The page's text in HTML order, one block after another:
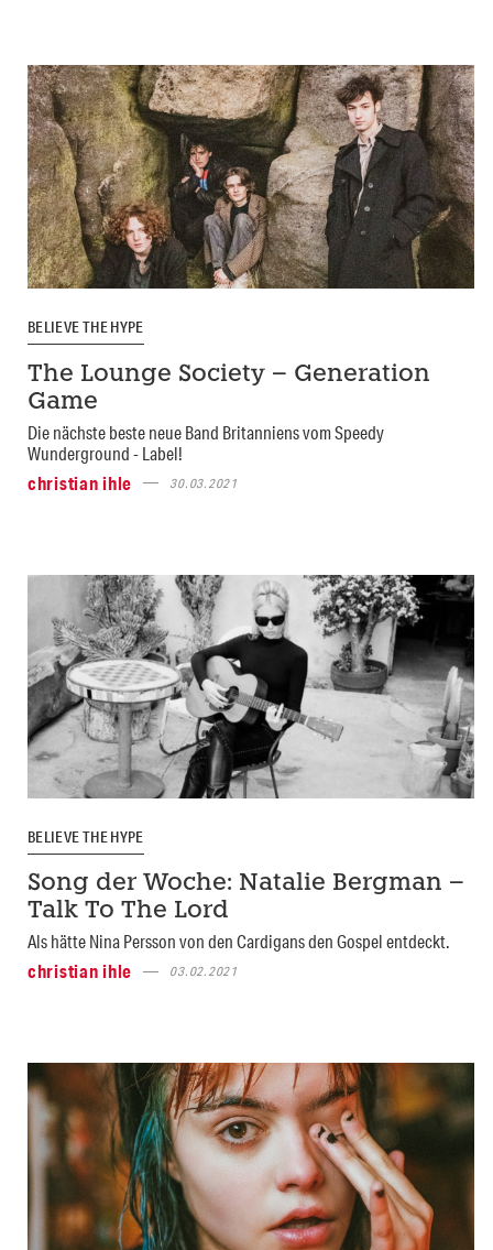
BELIEVE THE HYPE
The Lounge Society – Generation
Game
Die nächste beste neue Band Britanniens vom Speedy
Wunderground - Label!
christian ihle
30.03.2021
BELIEVE THE HYPE
Song der Woche: Natalie Bergman –
Talk To The Lord
Als hätte Nina Persson von den Cardigans den Gospel entdeckt.
christian ihle
03.02.2021